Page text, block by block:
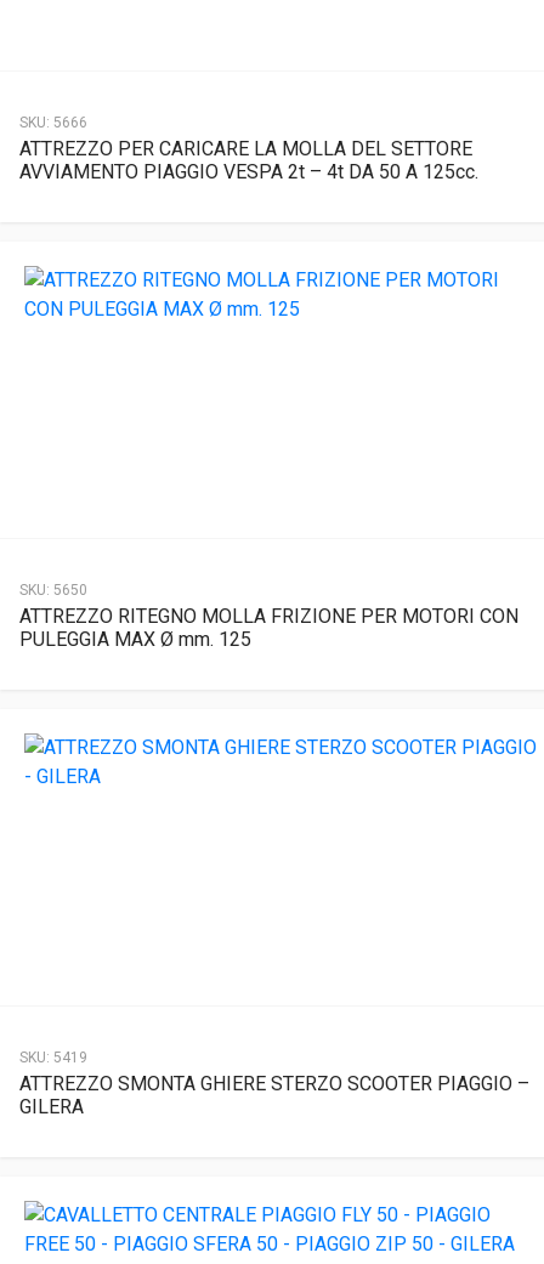
SKU: 5666
ATTREZZO PER CARICARE LA MOLLA DEL SETTORE
AVVIAMENTO PIAGGIO VESPA 2t – 4t DA 50 A 125cc.
SKU: 5650
ATTREZZO RITEGNO MOLLA FRIZIONE PER MOTORI CON
PULEGGIA MAX Ø mm. 125
SKU: 5419
ATTREZZO SMONTA GHIERE STERZO SCOOTER PIAGGIO –
GILERA